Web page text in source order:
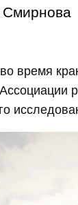
время